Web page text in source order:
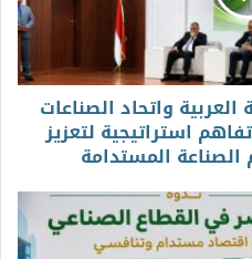
واتحاد الصناعات
استراتيجية لتعزيز
المستدامة